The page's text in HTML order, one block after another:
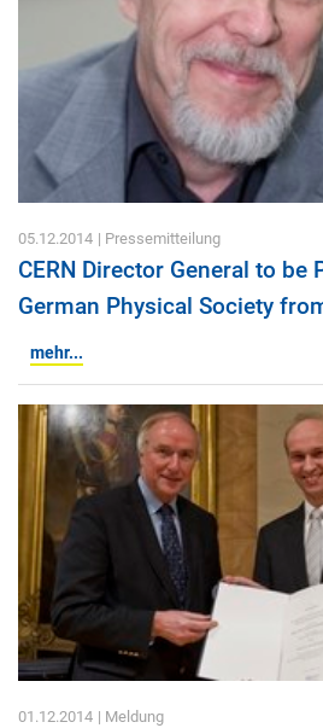
05.12.2014 | Pressemitteilung
CERN Director General to be
German Physical Society
mehr...
01.12.2014 | Meldung